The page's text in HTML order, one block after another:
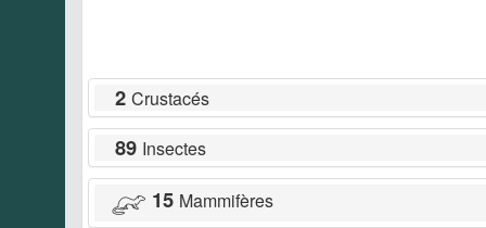
2 Crustacés
89 Insectes
15 Mammifères